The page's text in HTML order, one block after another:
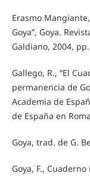
Erasmo
Goya”, Goya.
Galdiano, 2004,
Gallego, R., “El
permanencia de
Academia de
de España en
Goya, trad. de G.
Goya, F.,